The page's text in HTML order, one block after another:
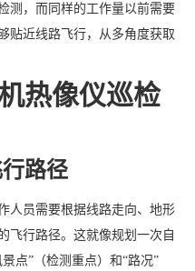
测，而同样的工作量以前需要
贴近线路飞行，从多角度获取
热像仪巡检
路径
人员需要根据线路走向、地形
飞行路径。这就像规划一次自
点”（检测重点）和“路况”